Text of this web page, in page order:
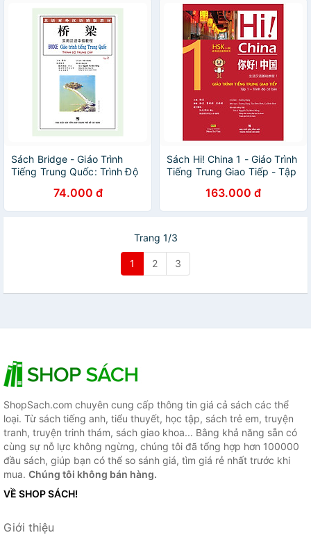
Sách Bridge - Giáo Trình
Tiếng Trung Quốc: Trình Độ
Kèm Đĩa CD)74.000 đ
Sách Hi! China 1 - Giáo Trình
Tiếng Trung Giao Tiếp - Tập
163.000 đ
Trang 1/3
1 2 3
ShopSach.com chuyên cung cấp thông tin giá cả sách các thể
loại. Từ sách tiếng anh, tiểu thuyết, học tập, sách trẻ em, truyện
tranh, truyện trinh thám, sách giao khoa... Bằng khả năng sẵn có
cùng sự nỗ lực không ngừng, chúng tôi đã tổng hợp hơn 100000
đầu sách, giúp bạn có thể so sánh giá, tìm giá rẻ nhất trước khi
mua. Chúng tôi không bán hàng.
VỀ SHOP SÁCH!
Giới thiệu